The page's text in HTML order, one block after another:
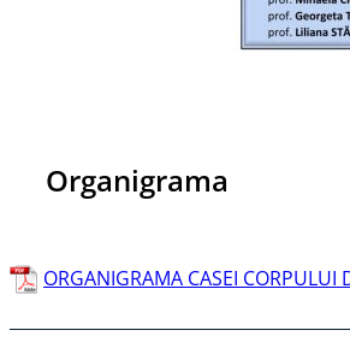
Organigrama
ORGANIGRAMA CASEI CORPULUI